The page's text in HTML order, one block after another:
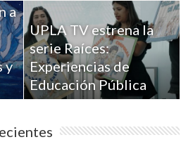
a
y
UPLA TV estrena la
serie Raíces:
Experiencias de
Educación Pública